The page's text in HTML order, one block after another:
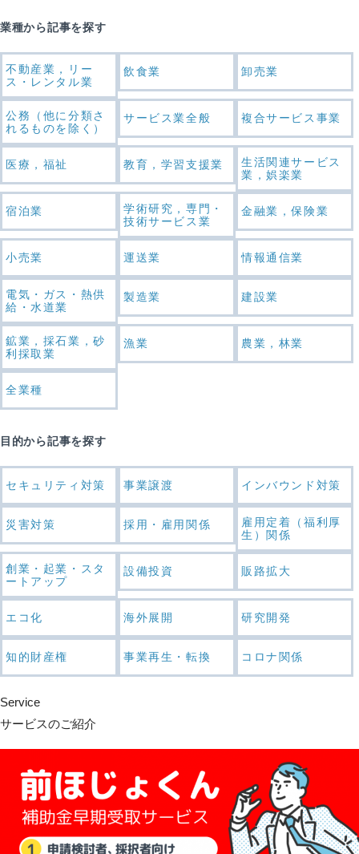
業種から記事を探す
不動産業，リー
ス・レンタル業
飲食業 卸売業
公務（他に分類さ
れるものを除く）
サービス業全般 複合サービス事業
医療，福祉 教育，学習支援業
生活関連サービス
業，娯楽業
宿泊業
学術研究，専門・
技術サービス業
金融業，保険業
小売業 運送業 情報通信業
電気・ガス・熱供
給・水道業
製造業 建設業
鉱業，採石業，砂
利採取業
漁業 農業，林業
全業種
目的から記事を探す
セキュリティ対策 事業譲渡 インバウンド対策
災害対策 採用・雇用関係
雇用定着（福利厚
生）関係
創業・起業・スタ
ートアップ
設備投資 販路拡大
エコ化 海外展開 研究開発
知的財産権 事業再生・転換 コロナ関係
Service
サービスのご紹介